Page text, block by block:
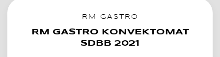
RM GASTRO
RM GASTRO KONVEKTOMAT
SDBB 2021